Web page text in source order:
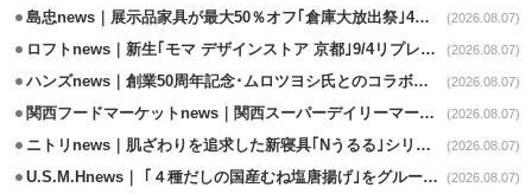
島忠news｜展示品家具が最大50％オフ｢倉庫大放出祭｣4店舗限定で開催 (2026.08.07)
ロフトnews｜新生｢モマ デザインストア 京都｣9/4リプレイスオープン (2026.08.07)
ハンズnews｜創業50周年記念･ムロツヨシ氏とのコラボ企画｢ムロハンズ｣開催 (2026.08.07)
関西フードマーケットnews｜関西スーパーデイリーマート蒲生店8/7改装 (2026.08.07)
ニトリnews｜肌ざわりを追求した新寝具｢Nうるる｣シリーズを発売 (2026.08.07)
U.S.M.Hnews｜ ｢４種だしの国産むね塩唐揚げ｣をグループ610店で共同販促 (2026.08.07)